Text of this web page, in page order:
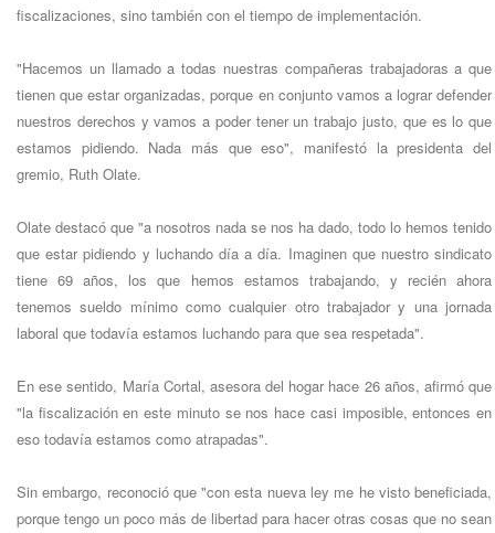
fiscalizaciones, sino también con el tiempo de implementación.
"Hacemos un llamado a todas nuestras compañeras trabajadoras a que
tienen que estar organizadas, porque en conjunto vamos a lograr defender
nuestros derechos y vamos a poder tener un trabajo justo, que es lo que
estamos pidiendo. Nada más que eso", manifestó la presidenta del
gremio, Ruth Olate.
Olate destacó que "a nosotros nada se nos ha dado, todo lo hemos tenido
que estar pidiendo y luchando día a día. Imaginen que nuestro sindicato
tiene 69 años, los que hemos estamos trabajando, y recién ahora
tenemos sueldo mínimo como cualquier otro trabajador y una jornada
laboral que todavía estamos luchando para que sea respetada".
En ese sentido, María Cortal, asesora del hogar hace 26 años, afirmó que
"la fiscalización en este minuto se nos hace casi imposible, entonces en
eso todavía estamos como atrapadas".
Sin embargo, reconoció que "con esta nueva ley me he visto beneficiada,
porque tengo un poco más de libertad para hacer otras cosas que no sean